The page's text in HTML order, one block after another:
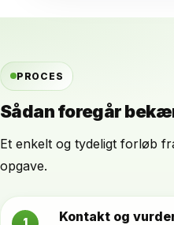
PROCES
Sådan foregår
Et enkelt og tydeligt forløb
opgave.
Kontakt og